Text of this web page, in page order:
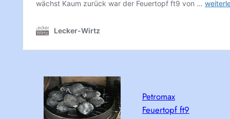
Petromax
Feuertopf ft9